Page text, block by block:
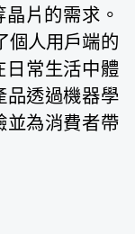
片的需求。
個人用戶端的
日常生活中體
品透過機器學
並為消費者帶